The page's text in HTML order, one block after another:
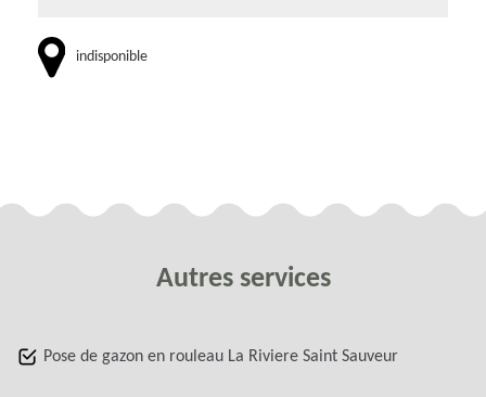
indisponible
Autres services
Pose de gazon en rouleau La Riviere Saint Sauveur